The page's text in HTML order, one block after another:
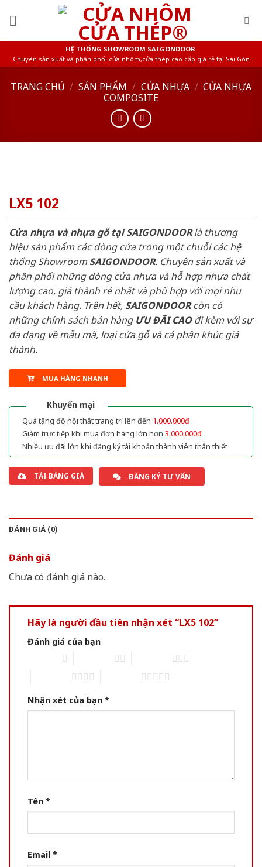
HỆ THỐNG SHOWROOM SAIGONDOOR
Chuyên sản xuất và phân phối cửa nhôm,cửa thép cao cấp giá rẻ tại Sài Gòn
TRANG CHỦ / SẢN PHẨM / CỬA NHỰA / CỬA NHỰA
COMPOSITE
LX5 102
Cửa nhựa và nhựa gỗ tại SAIGONDOORlà thương
hiệu sản phẩm các dòng cửa trong một chuỗi các hệ
thống ShowroomSAIGONDOOR. Chuyên sản xuất và
phân phối những dòng cửa nhựa và hỗ hợp nhựa chất
lượng cao, giá thành rẻ nhất và phù hợp với mọi nhu
cầu khách hàng. Trên hết, SAIGONDOORcòn có
những chính sách bán hàng ƯU ĐÃI CAOđi kèm với sự
đa dạng về mẫu mã, loại cửa gỗ và cả phân khúc giá
thành.
MUA HÀNG NHANH
Khuyến mại
Quà tặng đồ nội thất trang trí lên đến 1.000.000đ
Giảm trực tiếp khi mua đơn hàng lớn hơn 3.000.000đ
Nhiều ưu đãi lớn khi đăng ký tài khoản thành viên thân thiết
TẢI BẢNG GIÁ ĐĂNG KÝ TƯ VẤN
ĐÁNH GIÁ (0)
Đánh giá
Chưa có đánh giá nào.
Hãy là người đầu tiên nhận xét “LX5 102”
Đánh giá của bạn
Nhận xét của bạn *
Tên *
Email *